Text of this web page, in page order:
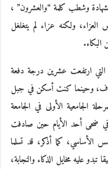
وشطب كلمة “والعشرون” ،
ولكنه عزاء لم يتغلغل
ارتفعت عشرين درجة دفعة
وحينما كنت أسكن في جبل
الجامعية الأولى في الجامعة
في ضحى أحد الأيام حين صادفت
الأساسي، كما أذكر، قد تسلما
تبدو عليه مخايل الذكاء والنجابة،